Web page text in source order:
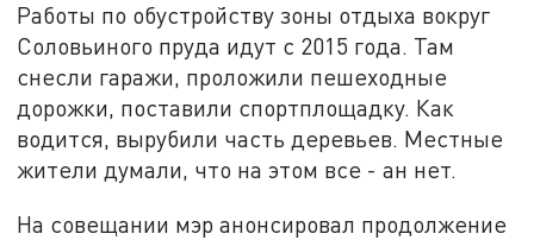
Работы по обустройству зоны отдыха вокруг
Соловьиного пруда идут с 2015 года. Там
снесли гаражи, проложили пешеходные
дорожки, поставили спортплощадку. Как
водится, вырубили часть деревьев. Местные
жители думали, что на этом все - ан нет.
На совещании мэр анонсировал продолжение